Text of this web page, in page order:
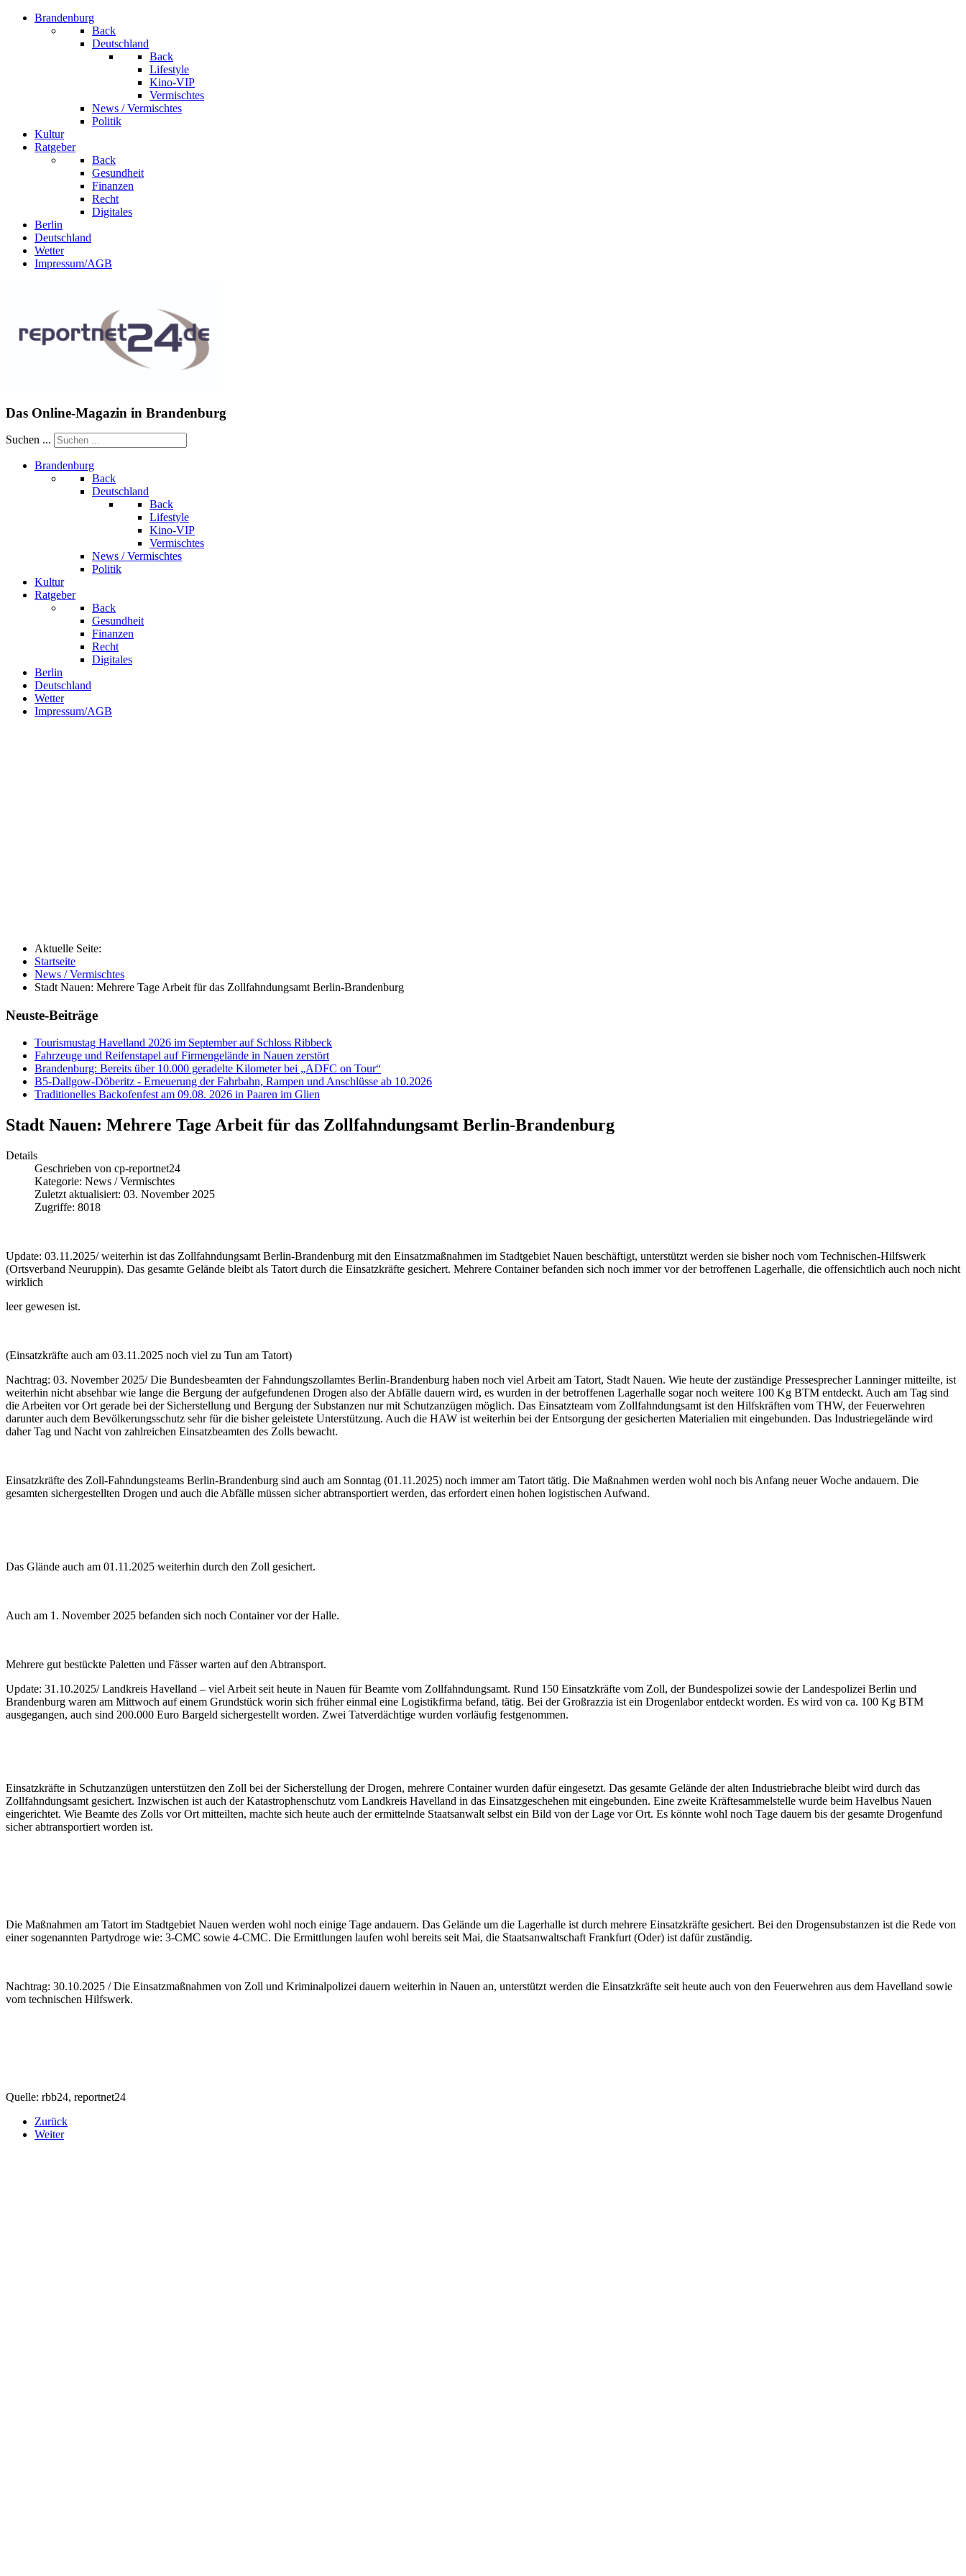
Brandenburg
Back
Deutschland
Back
Lifestyle
Kino-VIP
Vermischtes
News / Vermischtes
Politik
Kultur
Ratgeber
Back
Gesundheit
Finanzen
Recht
Digitales
Berlin
Deutschland
Wetter
Impressum/AGB
Das Online-Magazin in Brandenburg
Suchen ...
Brandenburg
Back
Deutschland
Back
Lifestyle
Kino-VIP
Vermischtes
News / Vermischtes
Politik
Kultur
Ratgeber
Back
Gesundheit
Finanzen
Recht
Digitales
Berlin
Deutschland
Wetter
Impressum/AGB
Aktuelle Seite:
Startseite
News / Vermischtes
Stadt Nauen: Mehrere Tage Arbeit für das Zollfahndungsamt Berlin-Brandenburg
Neuste-Beiträge
Tourismustag Havelland 2026 im September auf Schloss Ribbeck
Fahrzeuge und Reifenstapel auf Firmengelände in Nauen zerstört
Brandenburg: Bereits über 10.000 geradelte Kilometer bei „ADFC on Tour“
B5-Dallgow-Döberitz - Erneuerung der Fahrbahn, Rampen und Anschlüsse ab 10.2026
Traditionelles Backofenfest am 09.08. 2026 in Paaren im Glien
Stadt Nauen: Mehrere Tage Arbeit für das Zollfahndungsamt Berlin-Brandenburg
Details
Geschrieben von cp-reportnet24
Kategorie: News / Vermischtes
Zuletzt aktualisiert: 03. November 2025
Zugriffe: 8018
Update: 03.11.2025/ weiterhin ist das Zollfahndungsamt Berlin-Brandenburg mit den Einsatzmaßnahmen im Stadtgebiet Nauen beschäftigt, unterstützt werden sie bisher noch vom Technischen-Hilfswerk
(Ortsverband Neuruppin). Das gesamte Gelände bleibt als Tatort durch die Einsatzkräfte gesichert. Mehrere Container befanden sich noch immer vor der betroffenen Lagerhalle, die offensichtlich auch noch nicht
wirklich
leer gewesen ist.
(Einsatzkräfte auch am 03.11.2025 noch viel zu Tun am Tatort)
Nachtrag: 03. November 2025/ Die Bundesbeamten der Fahndungszollamtes Berlin-Brandenburg haben noch viel Arbeit am Tatort, Stadt Nauen. Wie heute der zuständige Pressesprecher Lanninger mitteilte, ist
weiterhin nicht absehbar wie lange die Bergung der aufgefundenen Drogen also der Abfälle dauern wird, es wurden in der betroffenen Lagerhalle sogar noch weitere 100 Kg BTM entdeckt. Auch am Tag sind
die Arbeiten vor Ort gerade bei der Sicherstellung und Bergung der Substanzen nur mit Schutzanzügen möglich. Das Einsatzteam vom Zollfahndungsamt ist den Hilfskräften vom THW, der Feuerwehren
darunter auch dem Bevölkerungsschutz sehr für die bisher geleistete Unterstützung. Auch die HAW ist weiterhin bei der Entsorgung der gesicherten Materialien mit eingebunden. Das Industriegelände wird
daher Tag und Nacht von zahlreichen Einsatzbeamten des Zolls bewacht.
Einsatzkräfte des Zoll-Fahndungsteams Berlin-Brandenburg sind auch am Sonntag (01.11.2025) noch immer am Tatort tätig. Die Maßnahmen werden wohl noch bis Anfang neuer Woche andauern. Die
gesamten sichergestellten Drogen und auch die Abfälle müssen sicher abtransportiert werden, das erfordert einen hohen logistischen Aufwand.
Das Glände auch am 01.11.2025 weiterhin durch den Zoll gesichert.
Auch am 1. November 2025 befanden sich noch Container vor der Halle.
Mehrere gut bestückte Paletten und Fässer warten auf den Abtransport.
Update: 31.10.2025/ Landkreis Havelland – viel Arbeit seit heute in Nauen für Beamte vom Zollfahndungsamt. Rund 150 Einsatzkräfte vom Zoll, der Bundespolizei sowie der Landespolizei Berlin und
Brandenburg waren am Mittwoch auf einem Grundstück worin sich früher einmal eine Logistikfirma befand, tätig. Bei der Großrazzia ist ein Drogenlabor entdeckt worden. Es wird von ca. 100 Kg BTM
ausgegangen, auch sind 200.000 Euro Bargeld sichergestellt worden. Zwei Tatverdächtige wurden vorläufig festgenommen.
Einsatzkräfte in Schutzanzügen unterstützen den Zoll bei der Sicherstellung der Drogen, mehrere Container wurden dafür eingesetzt. Das gesamte Gelände der alten Industriebrache bleibt wird durch das
Zollfahndungsamt gesichert. Inzwischen ist auch der Katastrophenschutz vom Landkreis Havelland in das Einsatzgeschehen mit eingebunden. Eine zweite Kräftesammelstelle wurde beim Havelbus Nauen
eingerichtet. Wie Beamte des Zolls vor Ort mitteilten, machte sich heute auch der ermittelnde Staatsanwalt selbst ein Bild von der Lage vor Ort. Es könnte wohl noch Tage dauern bis der gesamte Drogenfund
sicher abtransportiert worden ist.
Die Maßnahmen am Tatort im Stadtgebiet Nauen werden wohl noch einige Tage andauern. Das Gelände um die Lagerhalle ist durch mehrere Einsatzkräfte gesichert. Bei den Drogensubstanzen ist die Rede von
einer sogenannten Partydroge wie: 3-CMC sowie 4-CMC. Die Ermittlungen laufen wohl bereits seit Mai, die Staatsanwaltschaft Frankfurt (Oder) ist dafür zuständig.
Nachtrag: 30.10.2025 / Die Einsatzmaßnahmen von Zoll und Kriminalpolizei dauern weiterhin in Nauen an, unterstützt werden die Einsatzkräfte seit heute auch von den Feuerwehren aus dem Havelland sowie
vom technischen Hilfswerk.
Quelle: rbb24, reportnet24
Zurück
Weiter